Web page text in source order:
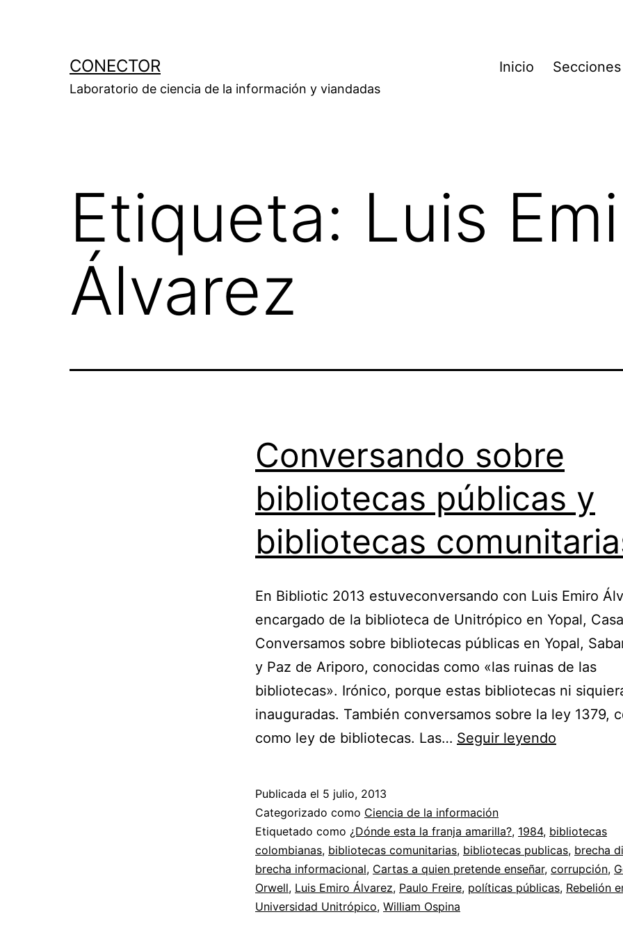
CONECTOR
Laboratorio de ciencia de la información y viandadas
Inicio Secciones
Etiqueta: Luis
Álvarez
Conversando sobre
bibliotecas públicas y
bibliotecas
En Bibliotic 2013 estuveconversando con Luis Emiro
encargado de la biblioteca de Unitrópico en Yopal,
Conversamos sobre bibliotecas públicas en Yopal,
y Paz de Ariporo, conocidas como «las ruinas de las
bibliotecas». Irónico, porque estas bibliotecas ni
inauguradas. También conversamos sobre la ley 1379,
como ley de bibliotecas. Las… Seguir leyendo
y
Publicada el 5 julio, 2013
Categorizado como Ciencia de la información
Etiquetado como ¿Dónde esta la franja amarilla?, 1984, bibliotecas
colombianas, bibliotecas comunitarias, bibliotecas publicas, brecha
brecha informacional, Cartas a quien pretende enseñar, corrupción,
Orwell, Luis Emiro Álvarez, Paulo Freire, políticas públicas, Rebelión
Universidad Unitrópico, William Ospina